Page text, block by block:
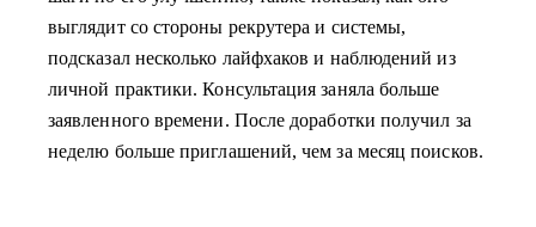
выглядит со стороны рекрутера и системы,
подсказал несколько лайфхаков и наблюдений из
личной практики. Консультация заняла больше
заявленного времени. После доработки получил за
неделю больше приглашений, чем за месяц поисков.